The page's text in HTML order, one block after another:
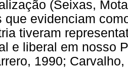
(Seixas,
que evidenciam
tiveram
e liberal em nosso
1990; Carvalho,